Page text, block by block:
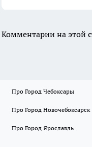
Комментарии на этой
Про Город Чебоксары
Про Город Новочебоксарск
Про Город Ярославль